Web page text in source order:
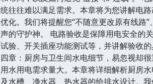
统往往难以满足需求。本章将为您讲解电
优化。我们将提醒您“不随意更改原有线路
声的守护神。 电路验收是保障用电安全的
试验、开关插座功能测试等，并讲解验收
四章：厨房与卫生间水电细节，易忽视却
用水用电需求量大。本章将详细解析厨房
及水槽、净水器、热水器的给排水设计。